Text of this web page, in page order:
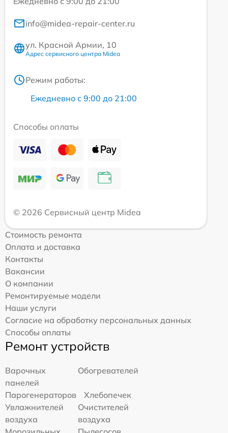
info@midea-repair-center.ru
ул. Красной Армии, 10
Адрес сервисного центра Midea
Режим работы:
Ежедневно с 9:00 до 21:00
Способы оплаты
© 2026 Сервисный центр Midea
Стоимость ремонта
Оплата и доставка
Контакты
Вакансии
О компании
Ремонтируемые модели
Наши услуги
Согласие на обработку персональных данных
Способы оплаты
Ремонт устройств
Варочных
панелей
Обогревателей
Парогенераторов
Хлебопечек
Увлажнителей
воздуха
Очистителей
воздуха